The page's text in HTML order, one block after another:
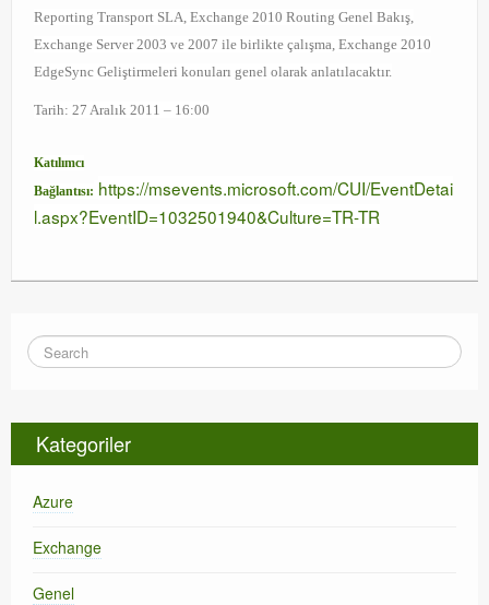
Reporting Transport SLA, Exchange 2010 Routing Genel Bakış,
Exchange Server 2003 ve 2007 ile birlikte çalışma, Exchange 2010
EdgeSync Geliştirmeleri konuları genel olarak anlatılacaktır.
Tarih: 27 Aralık 2011 – 16:00
Katılımcı
Bağlantısı: https://msevents.microsoft.com/CUI/EventDetai
l.aspx?EventID=1032501940&Culture=TR-TR
Kategoriler
Azure
Exchange
Genel